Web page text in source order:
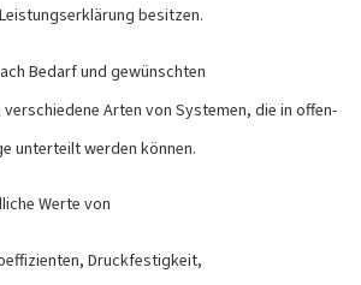
besitzen.
Bedarf und gewünschten
Arten von Systemen, die in offen-
unterteilt werden können.
Werte von
Druckfestigkeit,